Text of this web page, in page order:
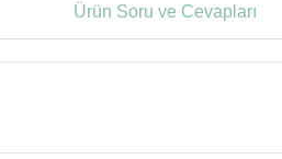
Ürün Soru ve Cevapları